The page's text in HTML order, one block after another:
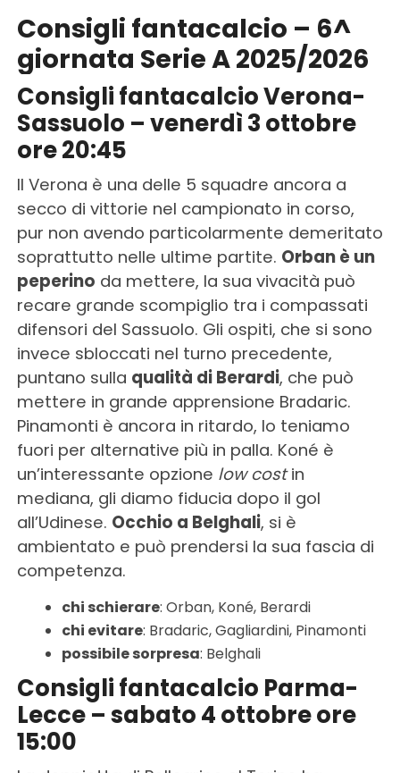
Consigli fantacalcio – 6^
giornata Serie A 2025/2026
Consigli fantacalcio Verona-
Sassuolo – venerdì 3 ottobre
ore 20:45
Il Verona è una delle 5 squadre ancora a
secco di vittorie nel campionato in corso,
pur non avendo particolarmente demeritato
soprattutto nelle ultime partite. Orban è un
peperino da mettere, la sua vivacità può
recare grande scompiglio tra i compassati
difensori del Sassuolo. Gli ospiti, che si sono
invece sbloccati nel turno precedente,
puntano sulla qualità di Berardi, che può
mettere in grande apprensione Bradaric.
Pinamonti è ancora in ritardo, lo teniamo
fuori per alternative più in palla. Koné è
un’interessante opzione low costin
mediana, gli diamo fiducia dopo il gol
all’Udinese. Occhio a Belghali, si è
ambientato e può prendersi la sua fascia di
competenza.
chi schierare: Orban, Koné, Berardi
chi evitare: Bradaric, Gagliardini, Pinamonti
possibile sorpresa: Belghali
Consigli fantacalcio Parma-
Lecce – sabato 4 ottobre ore
15:00